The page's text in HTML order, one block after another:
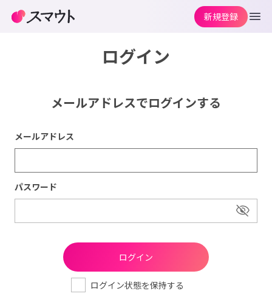
ログイン
メールアドレスでログインする
メールアドレス
パスワード
ログイン状態を保持する
新規登録